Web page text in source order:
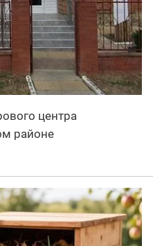
центра
районе